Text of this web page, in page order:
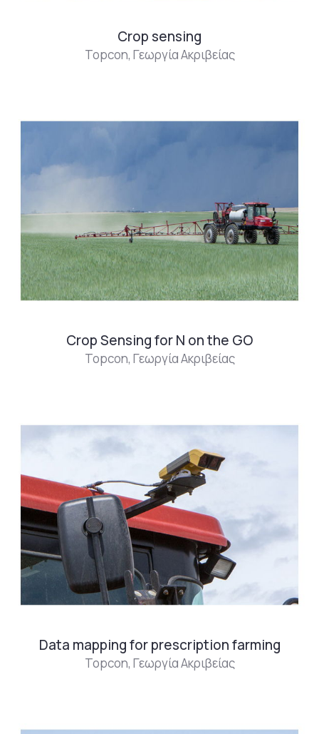
Crop sensing
Topcon, Γεωργία Ακριβείας
Crop Sensing for N on the GO
Topcon, Γεωργία Ακριβείας
Data mapping for prescription farming
Topcon, Γεωργία Ακριβείας